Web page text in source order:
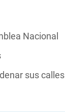
Nacional
sus calles